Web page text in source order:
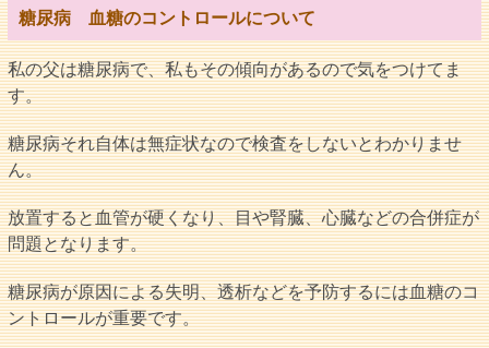
糖尿病 血糖のコントロールについて
私の父は糖尿病で、私もその傾向があるので気をつけてま
す。
糖尿病それ自体は無症状なので検査をしないとわかりませ
ん。
放置すると血管が硬くなり、目や腎臓、心臓などの合併症が
問題となります。
糖尿病が原因による失明、透析などを予防するには血糖のコ
ントロールが重要です。